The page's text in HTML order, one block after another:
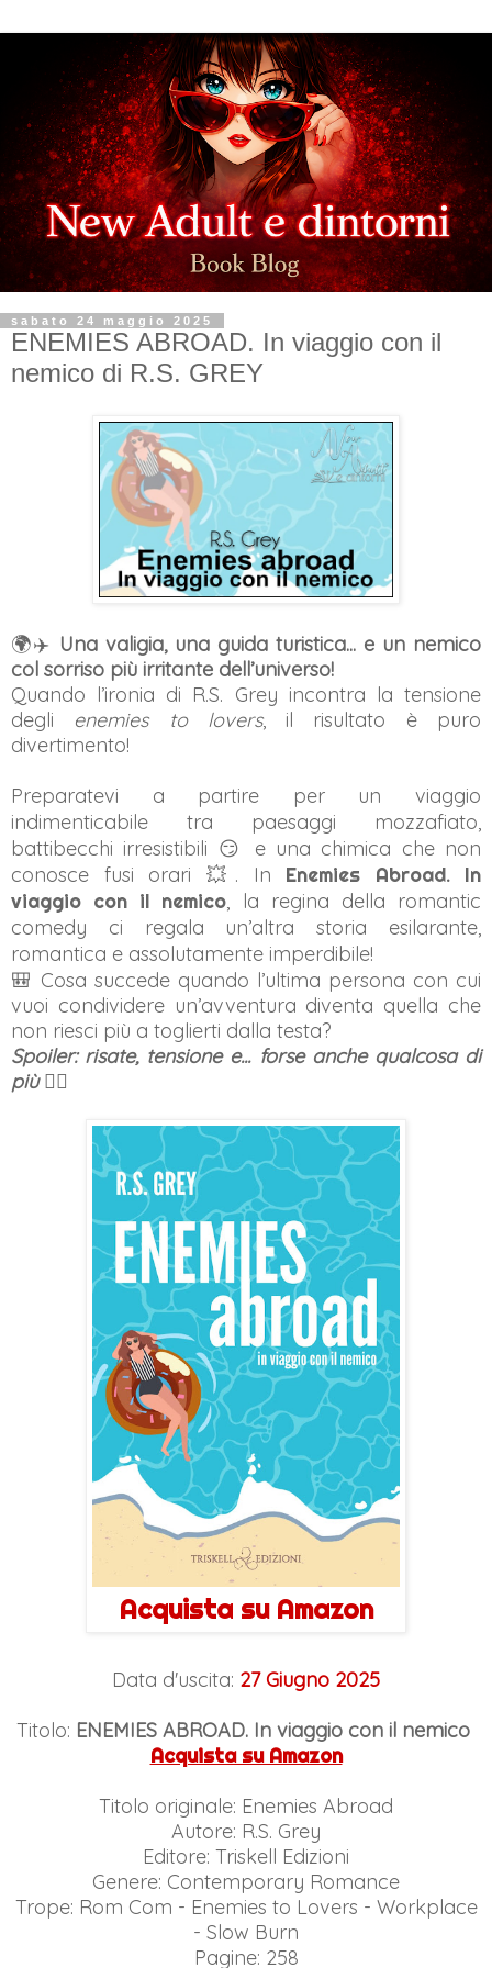
sabato 24 maggio 2025
ENEMIES ABROAD. In viaggio con il
nemico di R.S. GREY
🌍✈️ Una valigia, una guida turistica... e un nemico
col sorriso più irritante dell’universo!
Quando l’ironia di R.S. Grey incontra la tensione
degli enemies to lovers, il risultato è puro
divertimento!
Preparatevi a partire per un viaggio
indimenticabile tra paesaggi mozzafiato,
battibecchi irresistibili 😏 e una chimica che non
conosce fusi orari 💥. In Enemies Abroad. In
viaggio con il nemico, la regina della romantic
comedy ci regala un’altra storia esilarante,
romantica e assolutamente imperdibile!
🎒 Cosa succede quando l’ultima persona con cui
vuoi condividere un’avventura diventa quella che
non riesci più a toglierti dalla testa?
Spoiler: risate, tensione e... forse anche qualcosa di
più ❤️‍🔥
Acquista su Amazon
Data d'uscita: 27 Giugno 2025
Titolo: ENEMIES ABROAD. In viaggio con il nemico
Acquista su Amazon
Titolo originale: Enemies Abroad
Autore: R.S. Grey
Editore: Triskell Edizioni
Genere: Contemporary Romance
Trope: Rom Com - Enemies to Lovers - Workplace
- Slow Burn
Pagine: 258